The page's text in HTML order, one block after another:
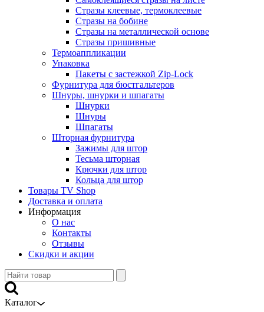
Стразы клеевые, термоклеевые
Стразы на бобине
Стразы на металлической основе
Стразы пришивные
Термоаппликации
Упаковка
Пакеты с застежкой Zip-Lock
Фурнитура для бюстгальтеров
Шнуры, шнурки и шпагаты
Шнурки
Шнуры
Шпагаты
Шторная фурнитура
Зажимы для штор
Тесьма шторная
Крючки для штор
Кольца для штор
Товары TV Shop
Доставка и оплата
Информация
О нас
Контакты
Отзывы
Скидки и акции
Каталог